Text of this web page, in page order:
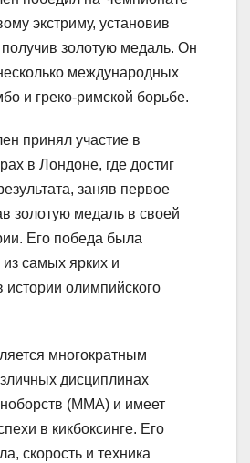
экстриму, установив
золотую медаль. Он
международных
и греко-римской борьбе.
принял участие в
в Лондоне, где достиг
заняв первое
золотую медаль в своей
Его победа была
самых ярких и
олимпийского
многократным
дисциплинах
(MMA) и имеет
в кикбоксинге. Его
скорость и техника